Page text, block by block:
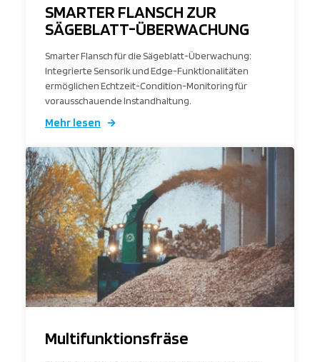
SMARTER FLANSCH ZUR
SÄGEBLATT-ÜBERWACHUNG
Smarter Flansch für die Sägeblatt-Überwachung:
Integrierte Sensorik und Edge-Funktionalitäten
ermöglichen Echtzeit-Condition-Monitoring für
vorausschauende Instandhaltung.
Mehr lesen
Multifunktionsfräse